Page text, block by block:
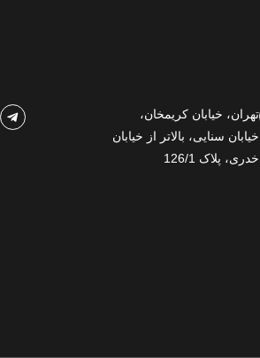
تهران، خیابان کریمخان،
خیابان سنایی، بالاتر از خیابان
خدری، پلاک 126/1